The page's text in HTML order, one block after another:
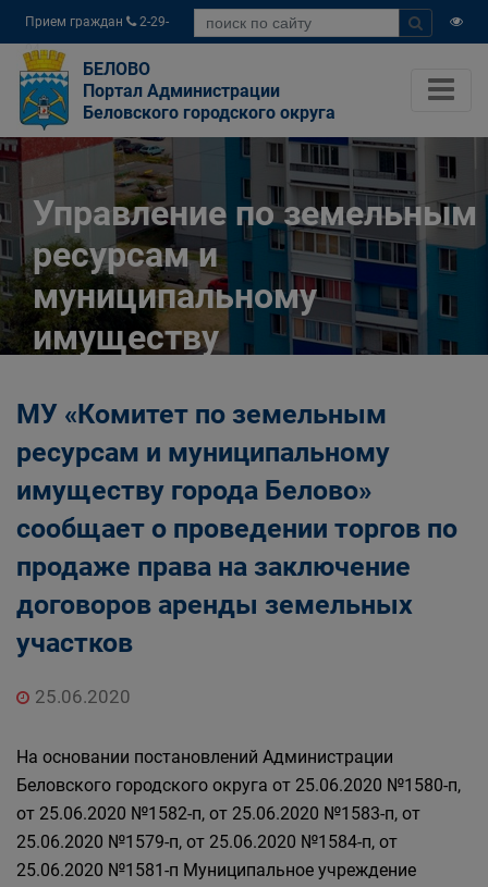
Прием граждан
2-29-
04
БЕЛОВО
Портал Администрации
Беловского городского округа
Управление по земельным
ресурсам и
муниципальному
имуществу
Беловского городского
округа
Главная
Структурные подразделения Администрации
Беловского городского округа
Управление по земельным ресурсам и
муниципальному имуществу Администрации
Беловского городского округа
МУ «Комитет по земельным
ресурсам и муниципальному
имуществу города Белово»
сообщает о проведении торгов по
продаже права на заключение
договоров аренды земельных
участков
25.06.2020
На основании постановлений Администрации
Беловского городского округа от 25.06.2020 №1580-п,
от 25.06.2020 №1582-п, от 25.06.2020 №1583-п, от
25.06.2020 №1579-п, от 25.06.2020 №1584-п, от
25.06.2020 №1581-п Муниципальное учреждение